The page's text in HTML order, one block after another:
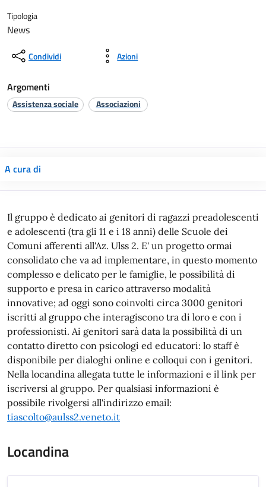
Tipologia
News
Condividi Azioni
Argomenti
Assistenza sociale Associazioni
A cura di
Il gruppo è dedicato ai genitori di ragazzi preadolescenti
e adolescenti (tra gli 11 e i 18 anni) delle Scuole dei
Comuni afferenti all'Az. Ulss 2. E' un progetto ormai
consolidato che va ad implementare, in questo momento
complesso e delicato per le famiglie, le possibilità di
supporto e presa in carico attraverso modalità
innovative; ad oggi sono coinvolti circa 3000 genitori
iscritti al gruppo che interagiscono tra di loro e con i
professionisti. Ai genitori sarà data la possibilità di un
contatto diretto con psicologi ed educatori: lo staff è
disponibile per dialoghi online e colloqui con i genitori.
Nella locandina allegata tutte le informazioni e il link per
iscriversi al gruppo. Per qualsiasi informazioni è
possibile rivolgersi all'indirizzo email:
tiascolto@aulss2.veneto.it
Locandina